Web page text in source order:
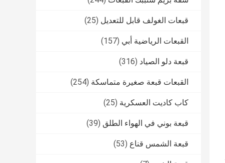
قبعات الغولف قابل للتعديل (25)
القبعات الرياضية أبي (157)
قبعة دلو الصياد (316)
القبعات قبعة صغيرة متماسكة (254)
كاب كاديت العسكرية (25)
قبعة بوني في الهواء الطلق (39)
قبعة الشمس قناع (53)